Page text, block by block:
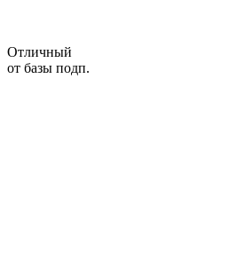
Отличный
от базы подп.